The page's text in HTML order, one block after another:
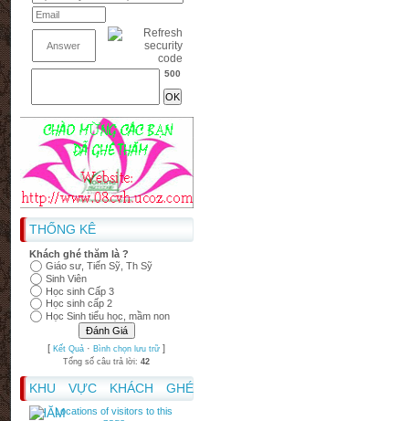
500
THỐNG KÊ
Khách ghé thăm là ?
Giáo sư, Tiến Sỹ, Th Sỹ
Sinh Viên
Học sinh Cấp 3
Học sinh cấp 2
Học Sinh tiểu học, mầm non
[Kết Quả ·Bình chọn lưu trữ ]
Tổng số câu trả lời:42
KHU VỰC KHÁCH GHÉ
THĂM